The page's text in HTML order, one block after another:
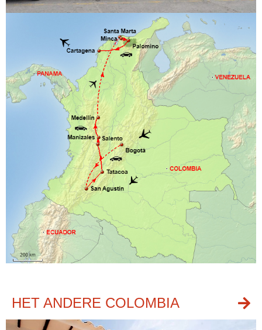
HET ANDERE COLOMBIA